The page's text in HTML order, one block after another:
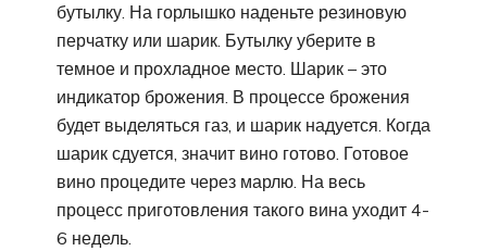
бутылку. На горлышко наденьте резиновую
перчатку или шарик. Бутылку уберите в
темное и прохладное место. Шарик – это
индикатор брожения. В процессе брожения
будет выделяться газ, и шарик надуется. Когда
шарик сдуется, значит вино готово. Готовое
вино процедите через марлю. На весь
процесс приготовления такого вина уходит 4-
6 недель.